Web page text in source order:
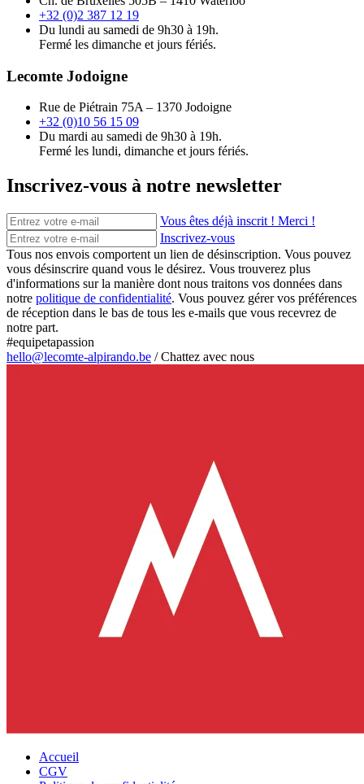
+32 (0)2 387 12 19
Du lundi au samedi de 9h30 à 19h.
Fermé les dimanche et jours fériés.
Lecomte Jodoigne
Rue de Piétrain 75A – 1370 Jodoigne
+32 (0)10 56 15 09
Du mardi au samedi de 9h30 à 19h.
Fermé les lundi, dimanche et jours fériés.
Inscrivez-vous à notre newsletter
Vous êtes déjà inscrit ! Merci !
Inscrivez-vous
Tous nos envois comportent un lien de désinscription. Vous pouvez
vous désinscrire quand vous le désirez. Vous trouverez plus
d'informations sur la manière dont nous traitons vos données dans
notre politique de confidentialité. Vous pouvez gérer vos préférences
de réception dans le bas de tous les e-mails que vous recevrez de
notre part.
#equipetapassion
hello@lecomte-alpirando.be /Chattez avec nous
Accueil
CGV